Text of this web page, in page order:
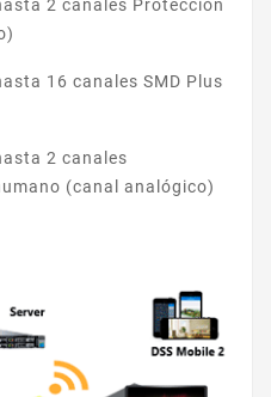
2 canales Protección
16 canales SMD Plus
2 canales
(canal analógico)